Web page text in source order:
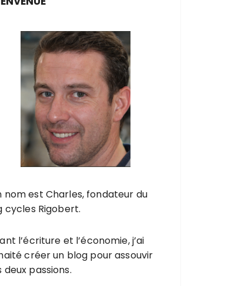
nom est Charles, fondateur du
cycles Rigobert.
l’écriture et l’économie, j’ai
créer un blog pour assouvir
deux passions.